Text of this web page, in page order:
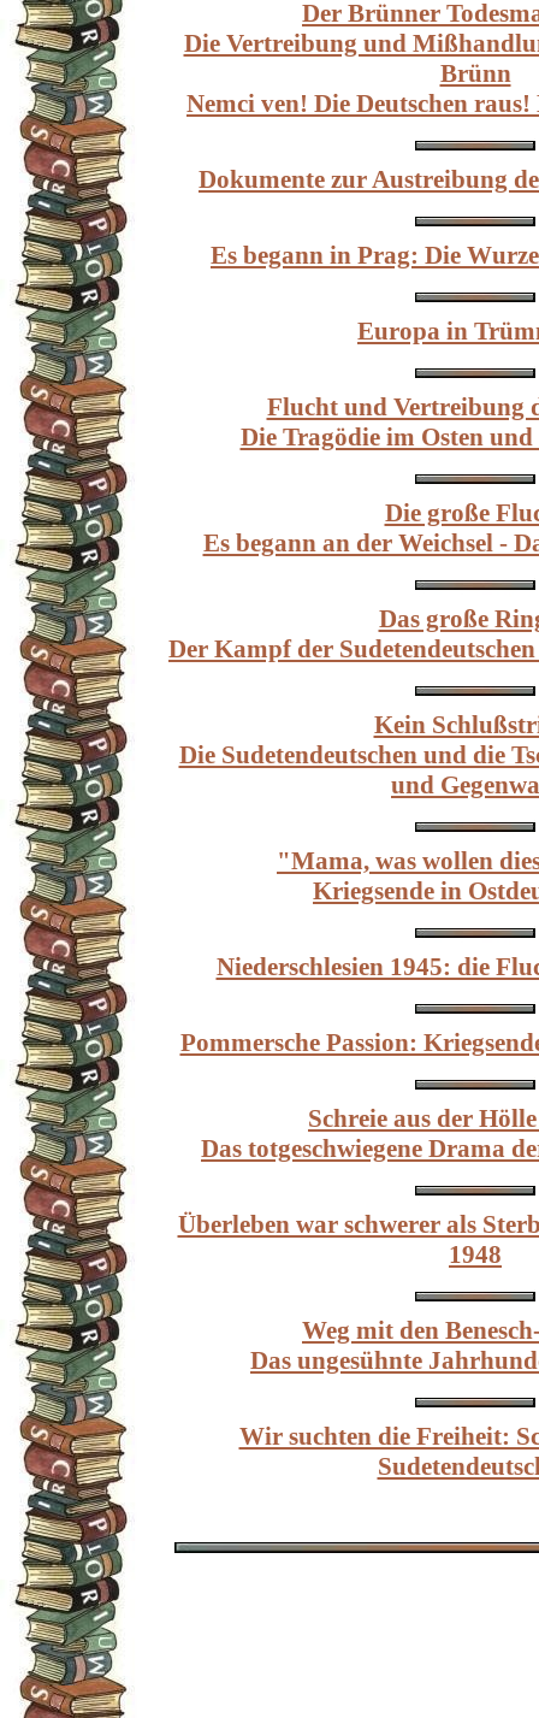
Der Brünner
Die Vertreibung und
Brünn
Nemci ven! Die Deutschen
Dokumente zur Austreibung
Es begann in Prag: Die
Europa in
Flucht und Vertreibung
Die Tragödie im Osten
Die große
Es begann an der Weichsel -
Das große
Der Kampf der
Kein
Die Sudetendeutschen und die
und
"Mama, was wollen
Kriegsende in
Niederschlesien 1945: die
Pommersche Passion:
Schreie aus der
Das totgeschwiegene Drama
Überleben war schwerer als
1948
Weg mit den
Das ungesühnte
Wir suchten die Freiheit: